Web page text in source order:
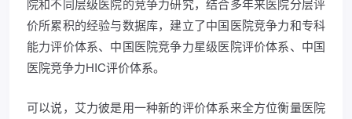
院和不同层级医院的竞争力研究，结合多年来医院分层评
价所累积的经验与数据库，建立了中国医院竞争力和专科
能力评价体系、中国医院竞争力星级医院评价体系、中国
医院竞争力HIC评价体系。
可以说，艾力彼是用一种新的评价体系来全方位衡量医院